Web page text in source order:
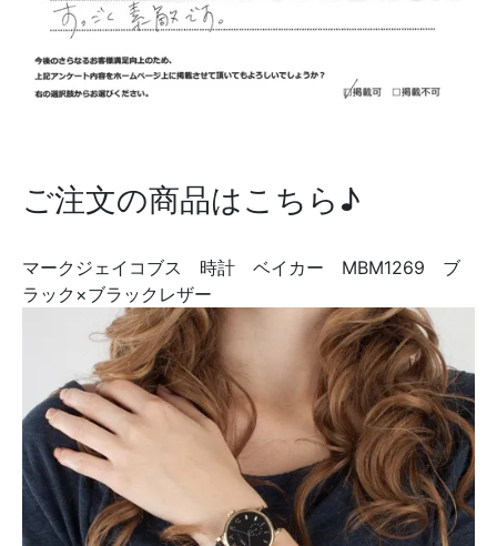
ご注文の商品はこちら♪
マークジェイコブス 時計 ベイカー MBM1269 ブ
ラック×ブラックレザー